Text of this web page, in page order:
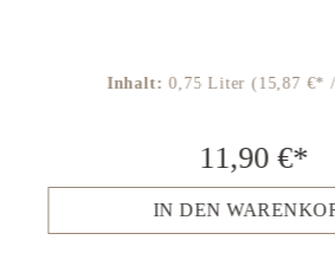
Inhalt:0,75 Liter(15,87 €*
11,90 €*
IN DEN